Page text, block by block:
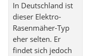
In Deutschland ist
dieser Elektro-
Rasenmäher-Typ
eher selten. Er
findet sich jedoch